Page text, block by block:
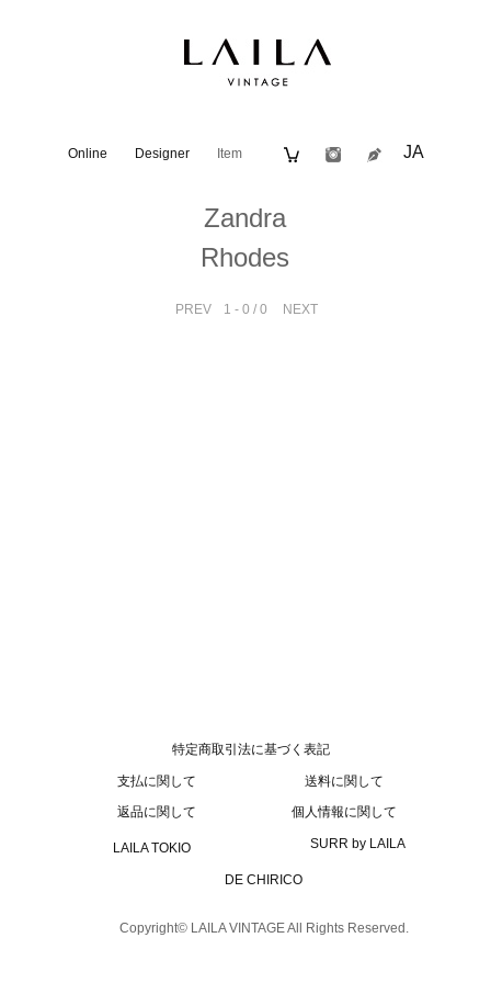
Online Designer Item JA
Zandra
Rhodes
PREV 1 - 0 / 0 NEXT
特定商取引法に基づく表記
支払に関して 送料に関して
返品に関して 個人情報に関して
LAILA TOKIO SURR by LAILA
DE CHIRICO
Copyright© LAILA VINTAGE All Rights Reserved.